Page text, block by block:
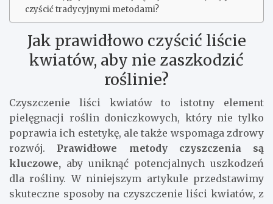
czyścić tradycyjnymi metodami?
Jak prawidłowo czyścić liście
kwiatów, aby nie zaszkodzić
roślinie?
Czyszczenie liści kwiatów to istotny element
pielęgnacji roślin doniczkowych, który nie tylko
poprawia ich estetykę, ale także wspomaga zdrowy
rozwój. Prawidłowe metody czyszczenia są
kluczowe, aby uniknąć potencjalnych uszkodzeń
dla rośliny. W niniejszym artykule przedstawimy
skuteczne sposoby na czyszczenie liści kwiatów, z